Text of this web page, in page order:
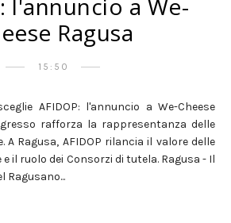
l'annuncio a We-
Ragusa
15:50
AFIDOP: l'annuncio a We-Cheese
rafforza la rappresentanza delle
A Ragusa, AFIDOP rilancia il valore delle
il ruolo dei Consorzi di tutela. Ragusa - Il
Ragusano...